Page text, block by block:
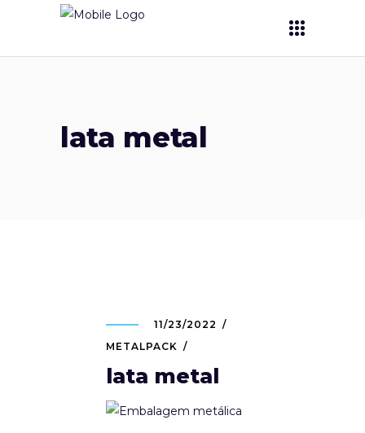
lata metal
11/23/2022
METALPACK
lata metal